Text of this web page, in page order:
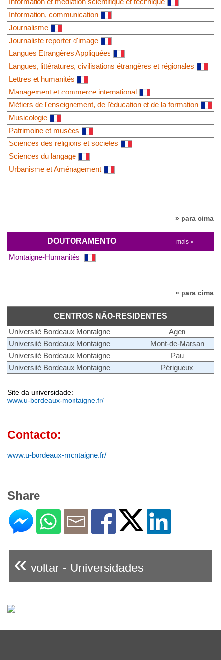
Information et médiation scientifique et technique
Information, communication
Journalisme
Journaliste reporter d'image
Langues Etrangères Appliquées
Langues, littératures, civilisations étrangères et régionales
Lettres et humanités
Management et commerce international
Métiers de l'enseignement, de l'éducation et de la formation
Musicologie
Patrimoine et musées
Sciences des religions et sociétés
Sciences du langage
Urbanisme et Aménagement
» para cima
DOUTORAMENTO mais »
Montaigne-Humanités
» para cima
CENTROS NÃO-RESIDENTES
Université Bordeaux Montaigne
Agen
Université Bordeaux Montaigne
Mont-de-Marsan
Université Bordeaux Montaigne
Pau
Université Bordeaux Montaigne
Périgueux
Site da universidade:
www.u-bordeaux-montaigne.fr/
Contacto:
www.u-bordeaux-montaigne.fr/
Share
« voltar - Universidades